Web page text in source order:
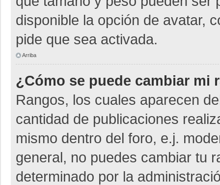
disponible la opción de avatar,
pide que sea activada.
Arriba
¿Cómo se puede cambiar mi
Rangos, los cuales aparecen
cantidad de publicaciones
mismo dentro del foro, e.j.
general, no puedes cambiar tu
determinado por la